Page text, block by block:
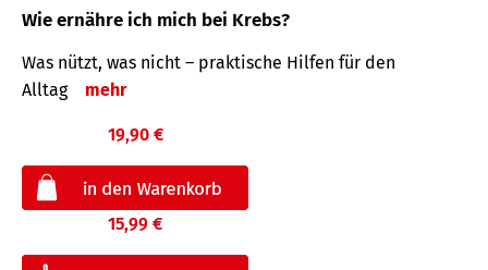
Wie ernähre ich mich bei Krebs?
Was nützt, was nicht – praktische Hilfen für den
Alltag
mehr
19,90 €
15,99 €